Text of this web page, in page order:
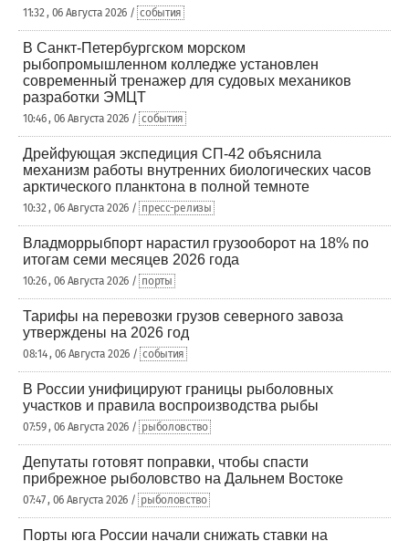
11:32 , 06 Августа 2026 / события
В Санкт-Петербургском морском
рыбопромышленном колледже установлен
современный тренажер для судовых механиков
разработки ЭМЦТ
10:46 , 06 Августа 2026 / события
Дрейфующая экспедиция СП-42 объяснила
механизм работы внутренних биологических часов
арктического планктона в полной темноте
10:32 , 06 Августа 2026 / пресс-релизы
Владморрыбпорт нарастил грузооборот на 18% по
итогам семи месяцев 2026 года
10:26 , 06 Августа 2026 / порты
Тарифы на перевозки грузов северного завоза
утверждены на 2026 год
08:14 , 06 Августа 2026 / события
В России унифицируют границы рыболовных
участков и правила воспроизводства рыбы
07:59 , 06 Августа 2026 / рыболовство
Депутаты готовят поправки, чтобы спасти
прибрежное рыболовство на Дальнем Востоке
07:47 , 06 Августа 2026 / рыболовство
Порты юга России начали снижать ставки на